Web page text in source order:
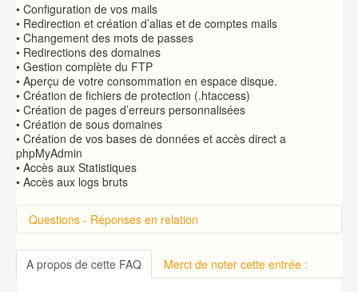
• Configuration de vos mails
• Redirection et création d’alias et de comptes mails
• Changement des mots de passes
• Redirections des domaines
• Gestion complète du FTP
• Aperçu de votre consommation en espace disque.
• Création de fichiers de protection (.htaccess)
• Création de pages d’erreurs personnalisées
• Création de sous domaines
• Création de vos bases de données et accès direct a
phpMyAdmin
• Accès aux Statistiques
• Accès aux logs bruts
Questions - Réponses en relation
Connexion à cPanel
Changer le mot de passe d'accès à cPanel
Publication de votre site web
A propos de cette FAQ Merci de noter cette entrée :